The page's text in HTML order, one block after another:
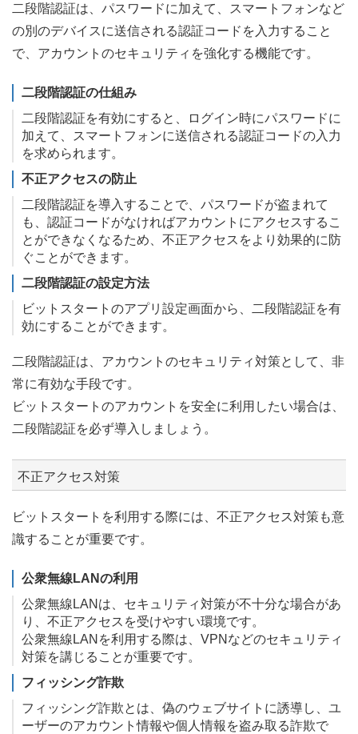
二段階認証は、パスワードに加えて、スマートフォンなど
の別のデバイスに送信される認証コードを入力すること
で、アカウントのセキュリティを強化する機能です。
二段階認証の仕組み
二段階認証を有効にすると、ログイン時にパスワードに
加えて、スマートフォンに送信される認証コードの入力
を求められます。
不正アクセスの防止
二段階認証を導入することで、パスワードが盗まれて
も、認証コードがなければアカウントにアクセスするこ
とができなくなるため、不正アクセスをより効果的に防
ぐことができます。
二段階認証の設定方法
ビットスタートのアプリ設定画面から、二段階認証を有
効にすることができます。
二段階認証は、アカウントのセキュリティ対策として、非
常に有効な手段です。
ビットスタートのアカウントを安全に利用したい場合は、
二段階認証を必ず導入しましょう。
不正アクセス対策
ビットスタートを利用する際には、不正アクセス対策も意
識することが重要です。
公衆無線LANの利用
公衆無線LANは、セキュリティ対策が不十分な場合があ
り、不正アクセスを受けやすい環境です。
公衆無線LANを利用する際は、VPNなどのセキュリティ
対策を講じることが重要です。
フィッシング詐欺
フィッシング詐欺とは、偽のウェブサイトに誘導し、ユ
ーザーのアカウント情報や個人情報を盗み取る詐欺で